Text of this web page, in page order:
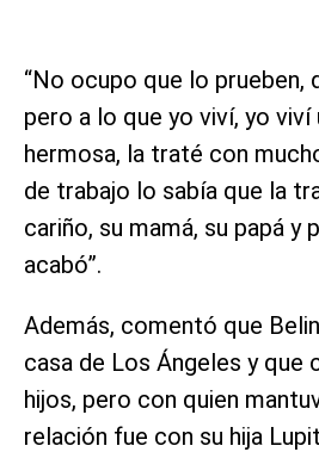
“No ocupo que lo prueben,
pero a lo que yo viví, yo viví
hermosa, la traté con
de trabajo lo sabía que la
cariño, su mamá, su papá y
acabó”.
Además, comentó que
casa de Los Ángeles y que
hijos, pero con quien
relación fue con su hija